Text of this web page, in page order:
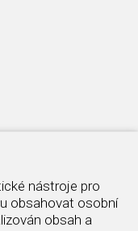
nástroje pro
obsahovat osobní
obsah a